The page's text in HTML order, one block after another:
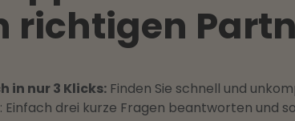
richtigen
in nur 3 Klicks: Finden Sie schnell und
drei kurze Fragen beantworten und